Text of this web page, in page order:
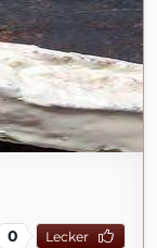
0 Lecker